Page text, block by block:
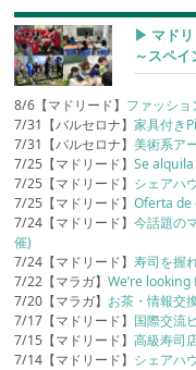
▶︎ マドリ
～スペ
8/6【マドリード】 ファッシ
7/31【バルセロナ】家具付き
7/31【バルセロナ】美術系ア
7/25【マドリード】Se
7/25【マドリード】 シェアハ
7/25【マドリード】Oferta
7/24【マドリード】今話題の
催)
7/24【マドリード】寿司を握
7/22【マラガ】We’re
7/20【マラガ】 お茶・情報交
7/17【マドリード】 国際交流
7/15【マドリード】高級寿司
7/14【マドリード】 シェアハ